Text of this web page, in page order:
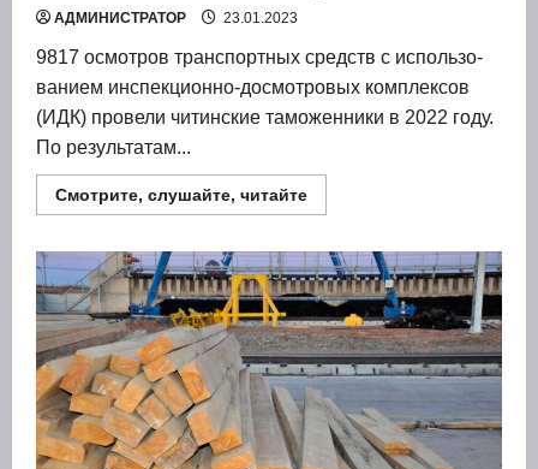
АДМИНИСТРАТОР 23.01.2023
9817 осмот­ров транс­порт­ных средств с исполь­зо­
ва­ни­ем инспек­ци­он­но-досмот­ро­вых ком­плек­сов
(ИДК) про­ве­ли читин­ские тамо­жен­ни­ки в 2022 году.
По резуль­та­там...
Смотрите, слушайте, читайтеПрочитать
больше
10
тысяч
осмотров
применением
ИДК
провели
читинские
таможенники
в
2022
году